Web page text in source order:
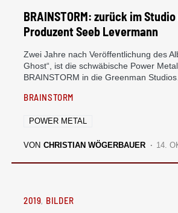
BRAINSTORM: zurück im
Produzent Seeb Levermann
Zwei Jahre nach Veröffentlichung des
Ghost“, ist die schwäbische Power
BRAINSTORM in die Greenman
BRAINSTORM
POWER METAL
VON CHRISTIAN WÖGERBAUER 14.
2019 BILDER